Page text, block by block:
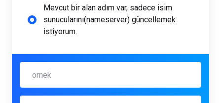
Mevcut bir alan adım var, sadece isim
sunucularını(nameserver) güncellemek
istiyorum.